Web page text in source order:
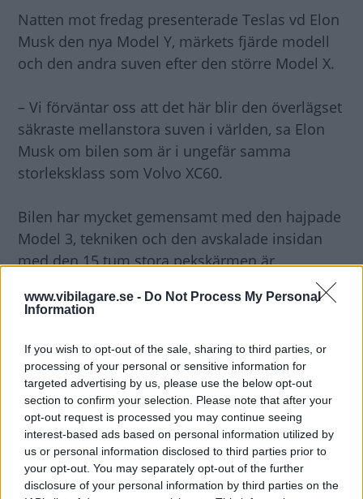
www.vibilagare.se - Do Not Process My Personal
Information
If you wish to opt-out of the sale, sharing to third parties, or
processing of your personal or sensitive information for
targeted advertising by us, please use the below opt-out
section to confirm your selection. Please note that after your
opt-out request is processed you may continue seeing
interest-based ads based on personal information utilized by
us or personal information disclosed to third parties prior to
your opt-out. You may separately opt-out of the further
disclosure of your personal information by third parties on the
Natten mot fredag presenterade Teslas vd Elon
Musk den nya Model Y, märkets fjärde modell
och den andra suven efter den större Model X.
– Vi förväntar oss att det här blir den överlägset
säkraste mellanstora suven i världen, sa Elon
Musk om bilen som är i ungefär samma
storleksklass som Volvo XC60.
Bilen har mycket gemensamt med den hajpade
Model 3, tekniken och den avskalade insidan
med den 15 tum stora pekskärmen är